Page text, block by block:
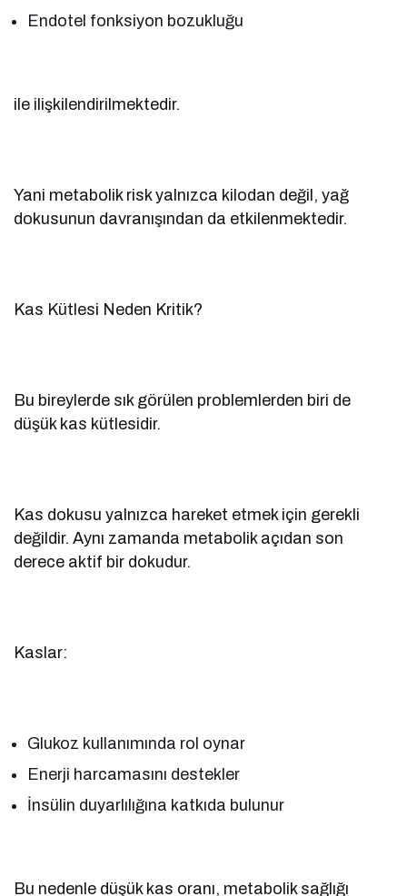
Endotel fonksiyon bozukluğu
ile ilişkilendirilmektedir.
Yani metabolik risk yalnızca kilodan değil, yağ
dokusunun davranışından da etkilenmektedir.
Kas Kütlesi Neden Kritik?
Bu bireylerde sık görülen problemlerden biri de
düşük kas kütlesidir.
Kas dokusu yalnızca hareket etmek için gerekli
değildir. Aynı zamanda metabolik açıdan son
derece aktif bir dokudur.
Kaslar:
Glukoz kullanımında rol oynar
Enerji harcamasını destekler
İnsülin duyarlılığına katkıda bulunur
Bu nedenle düşük kas oranı, metabolik sağlığı